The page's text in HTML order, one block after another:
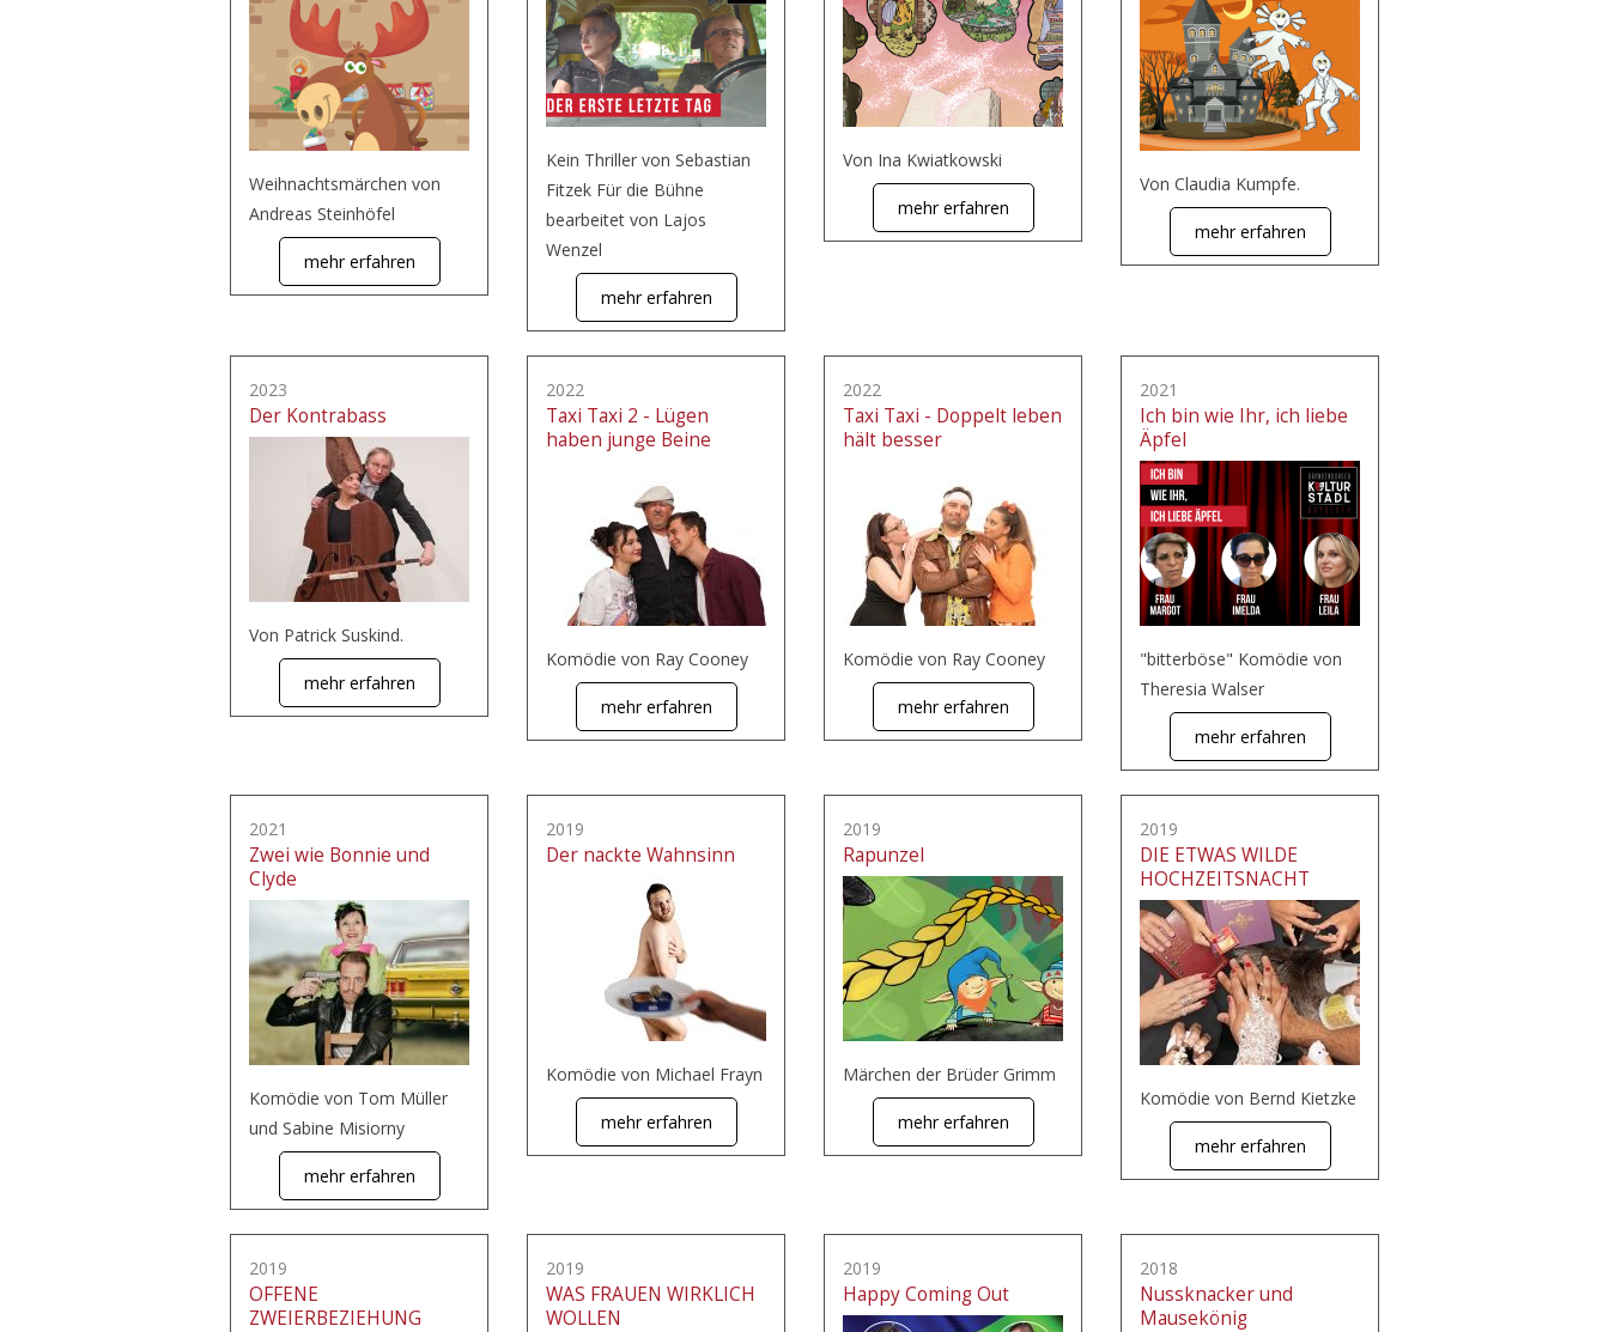
Weihnachtsmärchen von
Andreas Steinhöfel
mehr erfahren
Kein Thriller von Sebastian
Fitzek Für die Bühne
bearbeitet von Lajos
Wenzel
mehr erfahren
Von Ina Kwiatkowski
mehr erfahren
Von Claudia Kumpfe.
mehr erfahren
2023
Der Kontrabass
Von Patrick Suskind.
mehr erfahren
2022
Taxi Taxi 2 - Lügen
haben junge Beine
Komödie von Ray Cooney
mehr erfahren
2022
Taxi Taxi - Doppelt leben
hält besser
Komödie von Ray Cooney
mehr erfahren
2021
Ich bin wie Ihr, ich liebe
Äpfel
"bitterböse" Komödie von
Theresia Walser
mehr erfahren
2021
Zwei wie Bonnie und
Clyde
Komödie von Tom Müller
und Sabine Misiorny
mehr erfahren
2019
Der nackte Wahnsinn
Komödie von Michael Frayn
mehr erfahren
2019
Rapunzel
Märchen der Brüder Grimm
mehr erfahren
2019
DIE ETWAS WILDE
HOCHZEITSNACHT
Komödie von Bernd Kietzke
mehr erfahren
2019
OFFENE
ZWEIERBEZIEHUNG
2019
WAS FRAUEN WIRKLICH
WOLLEN
2019
Happy Coming Out
2018
Nussknacker und
Mausekönig